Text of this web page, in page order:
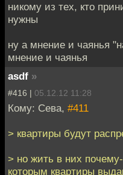
никому из тех, кто
нужны
ну а мнение и чаянья
мнение и чаянья
asdf »
#416 | 05.12.12 11:28
Кому: Сева, #411
> квартиры будут
> но жить в них
которым квартиры